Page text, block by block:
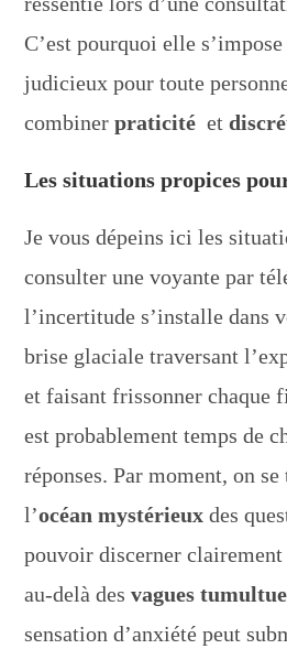
C’est pourquoi elle
judicieux pour toute
combiner praticité et
Les situations propices
Je vous dépeins ici les
consulter une voyante par
l’incertitude s’installe dans
brise glaciale traversant
et faisant frissonner chaque
est probablement temps de
réponses. Par moment, on
l’océan mystérieux des
pouvoir discerner clairement
au-delà desvagues
sensation d’anxiété peut